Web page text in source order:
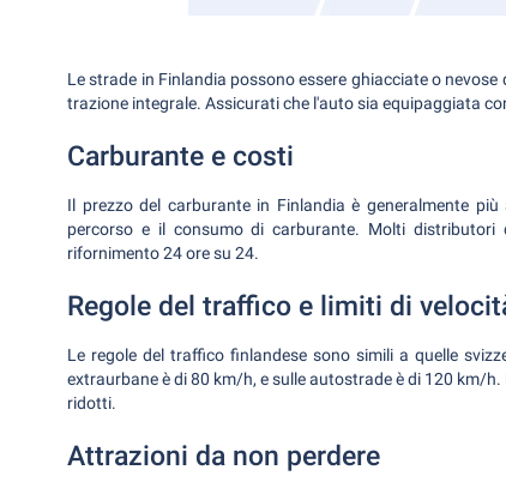
Le strade in Finlandia possono essere ghiacciate o
trazione integrale. Assicurati che l'auto sia equipaggiata
Carburante e costi
Il prezzo del carburante in Finlandia è generalmente
percorso e il consumo di carburante. Molti
rifornimento 24 ore su 24.
Regole del traffico e limiti di
Le regole del traffico finlandese sono simili a quelle
extraurbane è di 80 km/h, e sulle autostrade è di 120 km/
ridotti.
Attrazioni da non perdere